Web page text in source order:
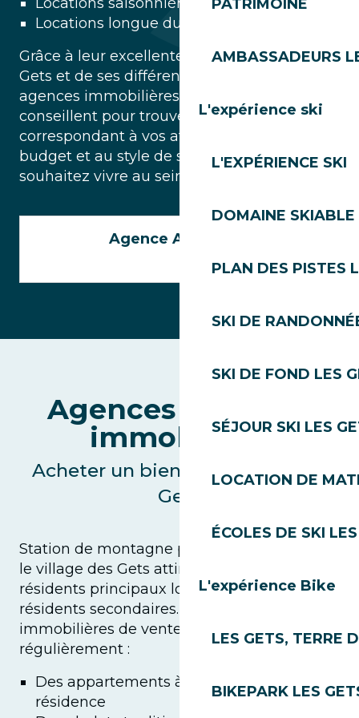
PATRIMOINE
AMBASSADEURS
L'expérience ski
L'EXPÉRIENCE SKI
DOMAINE SKIABLE
PLAN DES PISTES
SKI DE
SKI DE FOND LES
SÉJOUR SKI LES
LOCATION DE
ÉCOLES DE SKI
L'expérience Bike
LES GETS, TERRE
BIKEPARK LES
Locations longue durée
Grâce à leur excellente connaissance des
Gets et de ses différents quartiers, les
agences immobilières locales vous
conseillent pour trouver un hébergement
correspondant à vos attentes, à votre
budget et au style de séjour que vous
souhaitez vivre au sein de la station.
Agence Anthonioz
Agences de vente
immobilière
Acheter un bien immobilier aux
Gets
Station de montagne prisée toute l’année,
le village des Gets attire aussi bien des
résidents principaux locaux que des
résidents secondaires. Les agences
immobilières de vente des Gets proposent
régulièrement :
Des appartements à la vente en
résidence